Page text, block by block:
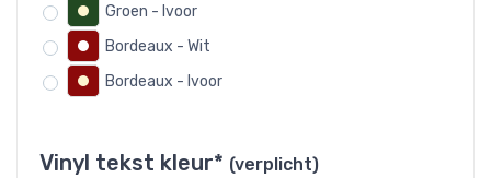
Groen - Ivoor
Bordeaux - Wit
Bordeaux - Ivoor
Vinyl tekst kleur* (verplicht)